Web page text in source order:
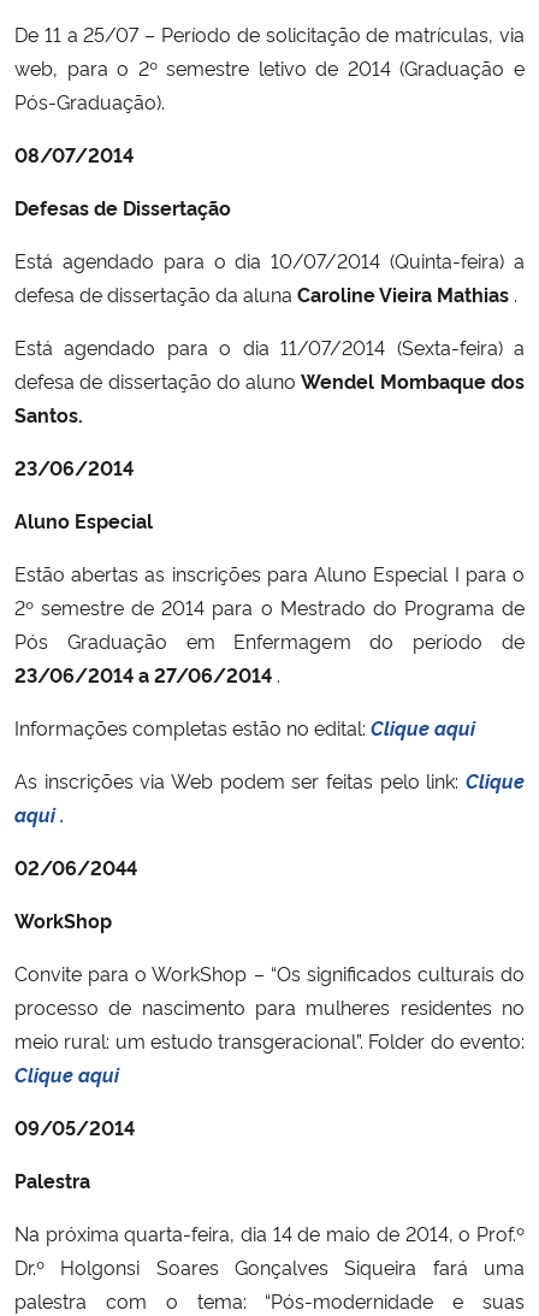
De 11 a 25/07 – Período de solicitação de matrículas, via
web, para o 2º semestre letivo de 2014 (Graduação e
Pós-Graduação).
08/07/2014
Defesas de Dissertação
Está agendado para o dia 10/07/2014 (Quinta-feira) a
defesa de dissertação da aluna Caroline Vieira Mathias .
Está agendado para o dia 11/07/2014 (Sexta-feira) a
defesa de dissertação do alunoWendel Mombaque dos
Santos.
23/06/2014
Aluno Especial
Estão abertas as inscrições para Aluno Especial I para o
2º semestre de 2014 para o Mestrado do Programa de
Pós Graduação em Enfermagem do período de
23/06/2014 a 27/06/2014 .
Informações completas estão no edital: Clique aqui
As inscrições via Web podem ser feitas pelo link: Clique
aqui .
02/06/2044
WorkShop
Convite para o WorkShop – “Os significados culturais do
processo de nascimento para mulheres residentes no
meio rural: um estudo transgeracional”. Folder do evento:
Clique aqui
09/05/2014
Palestra
Na próxima quarta-feira, dia 14 de maio de 2014, o Prof.º
Dr.º Holgonsi Soares Gonçalves Siqueira fará uma
palestra com o tema: “Pós-modernidade e suas